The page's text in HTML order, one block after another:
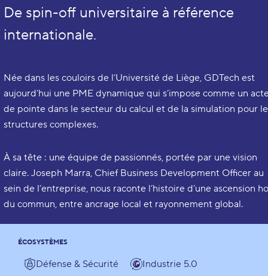
De spin-off universitaire à référence
internationale.
Née dans les couloirs de l’Université de Liège, GDTech est
aujourd’hui une PME dynamique qui s’impose comme un
de pointe dans le secteur du calcul et de la simulation pour
structures complexes.
À sa tête : une équipe de passionnés, portée par une vision
claire. Joseph Marra, Chief Business Development Officer au
sein de l’entreprise, nous raconte l’histoire d’une ascension
du commun, entre ancrage local et rayonnement global.
ÉCOSYSTÈMES
Défense & Sécurité Industrie 5.0